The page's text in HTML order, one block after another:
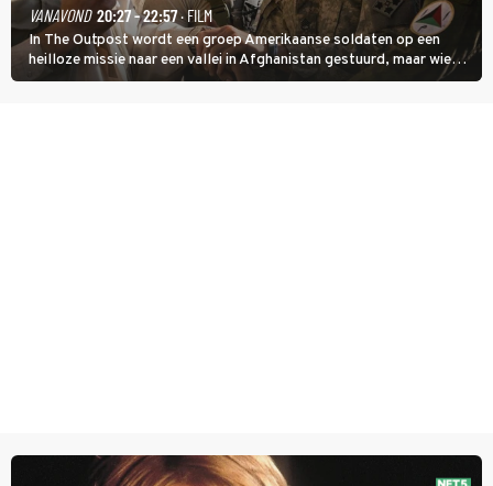
VANAVOND 20:27 - 22:57· FILM
In The Outpost wordt een groep Amerikaanse soldaten op een
heilloze missie naar een vallei in Afghanistan gestuurd, maar wie
overleeft daar een aanval?